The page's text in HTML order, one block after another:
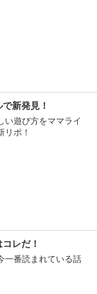
新発見！
い遊び方をママライ
リポ！
レだ！
一番読まれている話